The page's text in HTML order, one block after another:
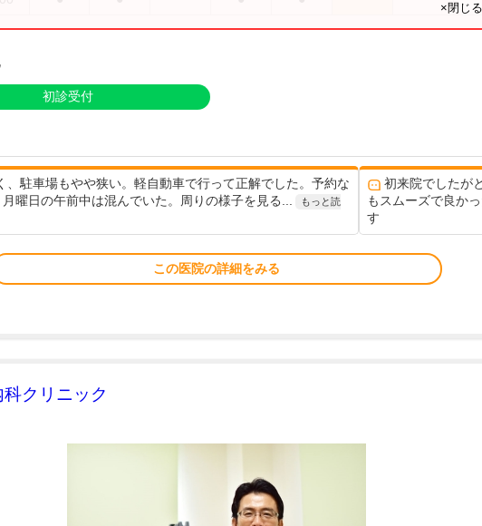
×閉じる
初診受付
、駐車場もやや狭い。軽自動車で行って正解でした。予約な
曜日の午前中は混んでいた。周りの様子を見る...
もっと読
初来院でしたが
もスムーズで良か
す
この医院の詳細をみる
クリニック